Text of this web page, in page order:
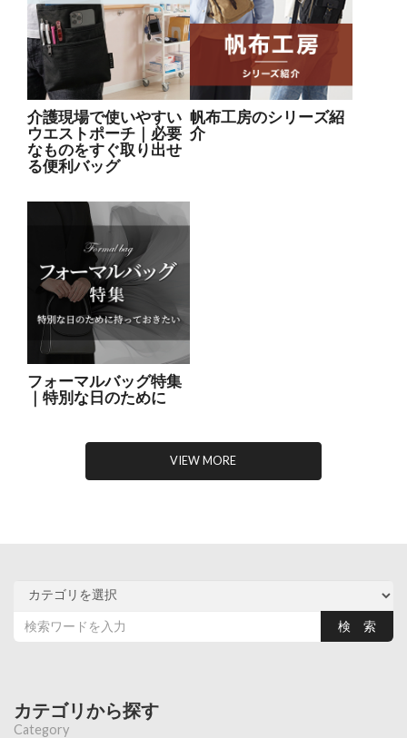
介護現場で使いやすい
ウエストポーチ｜必要
なものをすぐ取り出せ
る便利バッグ
帆布工房のシリーズ紹
介
フォーマルバッグ特集
｜特別な日のために
VIEW MORE
カテゴリから探す
Category